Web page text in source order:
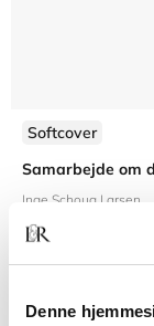
Denne
Softcover
Samarbejde om
Inge Schoug Larsen
229,00 KR.